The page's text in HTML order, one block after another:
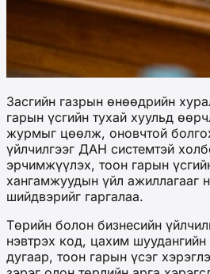
Засгийн газрын өнөөдрийн
гарын үсгийн тухай хуульд
журмыг цөөлж, оновчтой
үйлчилгээг ДАН системтэй
эрчимжүүлэх, тоон гарын
хангамжуудын үйл ажиллагааг
шийдвэрийг гаргалаа.
Төрийн болон бизнесийн
нэвтрэх код, цахим шуудангийн
дугаар, тоон гарын үсэг